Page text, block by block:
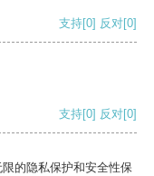
支持[0] 反对[0]
支持[0] 反对[0]
的隐私保护和安全性保